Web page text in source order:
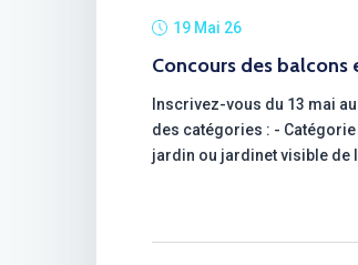
19 Mai 26
Concours des balcons
Inscrivez-vous du 13 mai
des catégories : -
jardin ou jardinet visible de